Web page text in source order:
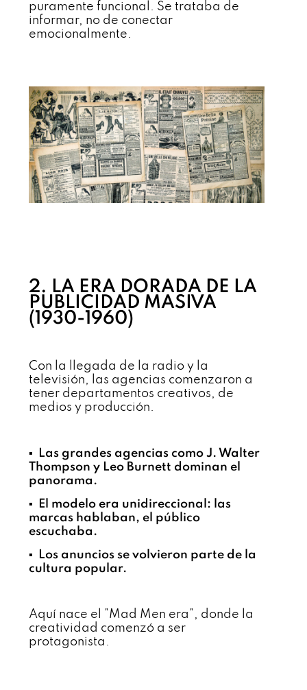
puramente funcional. Se trataba de
informar, no de conectar
emocionalmente.
2. LA ERA DORADA DE LA
PUBLICIDAD MASIVA
(1930-1960)
Con la llegada de la radio y la
televisión, las agencias comenzaron a
tener departamentos creativos, de
medios y producción.
▪️ Las grandes agencias como J. Walter
Thompson y Leo Burnett dominan el
panorama.
▪️ El modelo era unidireccional: las
marcas hablaban, el público
escuchaba.
▪️ Los anuncios se volvieron parte de la
cultura popular.
Aquí nace el "Mad Men era", donde la
creatividad comenzó a ser
protagonista.